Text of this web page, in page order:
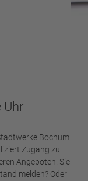
Uhr
Bochum
Zugang zu
Angeboten. Sie
melden? Oder